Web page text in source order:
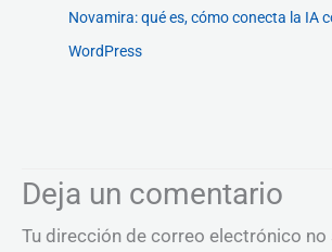
Novamira: qué es, cómo conecta la IA
WordPress
Deja un comentario
Tu dirección de correo electrónico no